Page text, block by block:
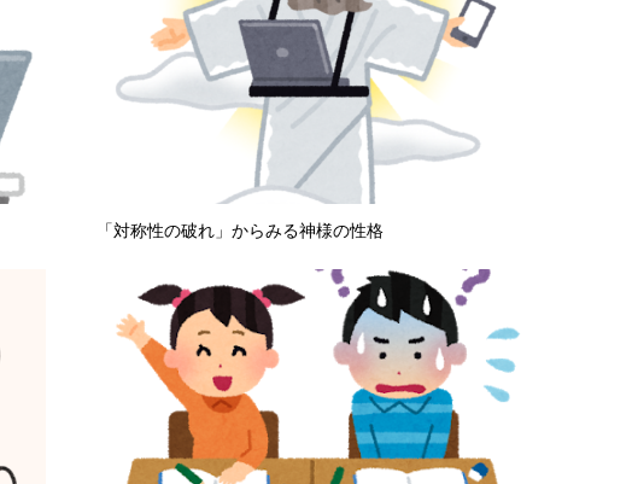
「対称性の破れ」からみる神様の性格